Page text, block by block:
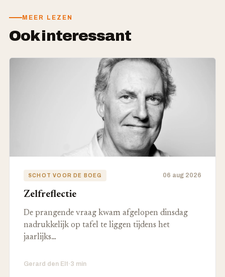
MEER LEZEN
Ook interessant
SCHOT VOOR DE BOEG 06 aug 2026
Zelfreflectie
De prangende vraag kwam afgelopen dinsdag
nadrukkelijk op tafel te liggen tijdens het
jaarlijks…
Gerard den Elt·3 min